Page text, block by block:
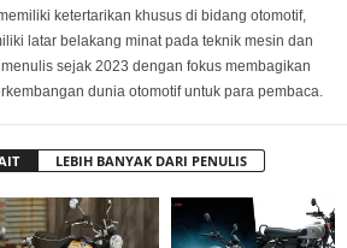
ketertarikan khusus di bidang otomotif,
latar belakang minat pada teknik mesin dan
sejak 2023 dengan fokus membagikan
dunia otomotif untuk para pembaca.
LEBIH BANYAK DARI PENULIS